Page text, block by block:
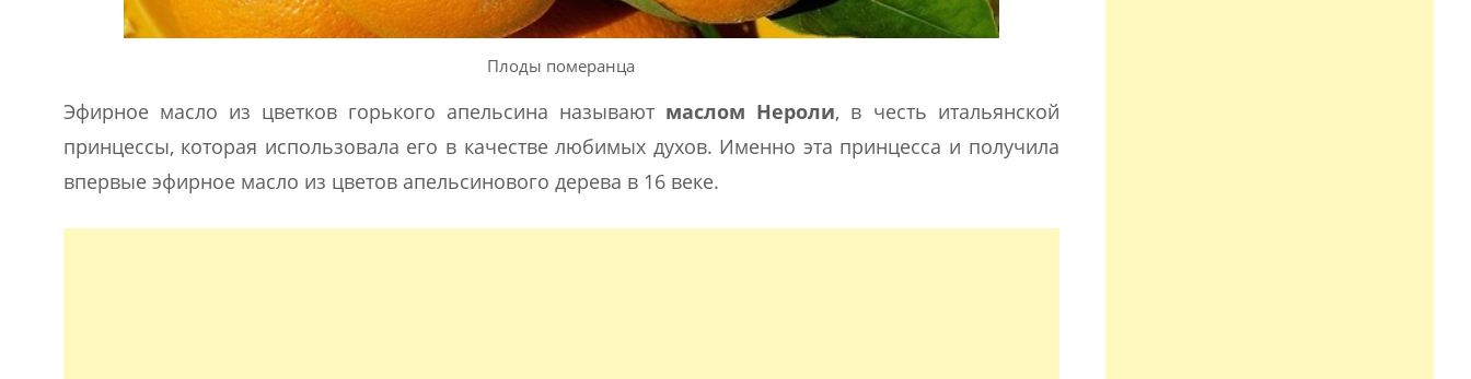
Плоды померанца
Эфирное масло из цветков горького апельсина называют маслом Нероли, в честь итальянской
принцессы, которая использовала его в качестве любимых духов. Именно эта принцесса и получила
впервые эфирное масло из цветов апельсинового дерева в 16 веке.